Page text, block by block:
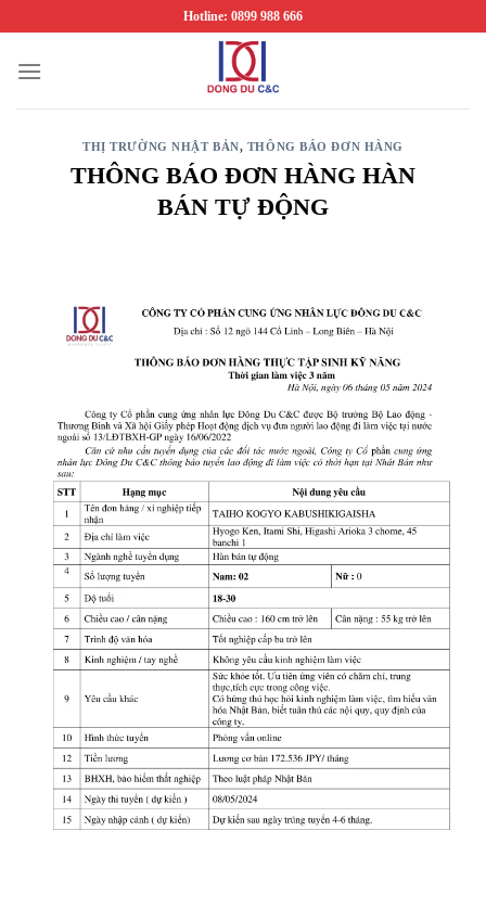
nội
Hotline: 0899 988 666
THỊ TRƯỜNG NHẬT BẢN, THÔNG BÁO ĐƠN HÀNG
THÔNG BÁO ĐƠN HÀNG HÀN
BÁN TỰ ĐỘNG